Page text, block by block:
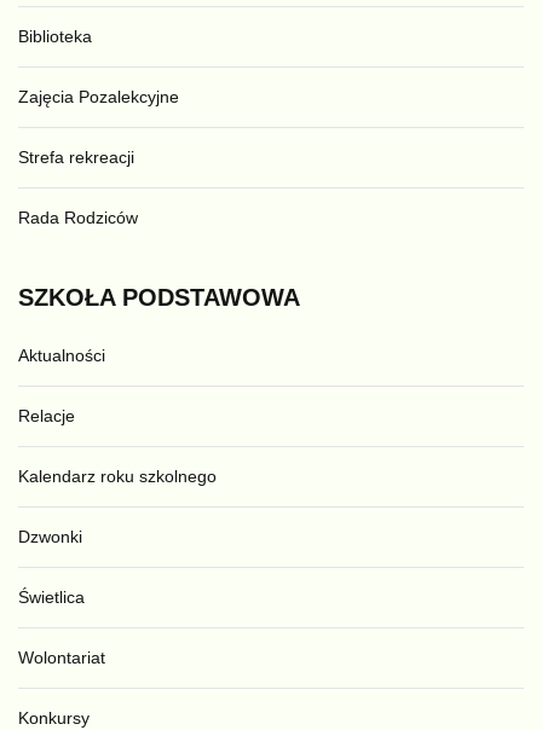
Biblioteka
Zajęcia Pozalekcyjne
Strefa rekreacji
Rada Rodziców
SZKOŁA PODSTAWOWA
Aktualności
Relacje
Kalendarz roku szkolnego
Dzwonki
Świetlica
Wolontariat
Konkursy